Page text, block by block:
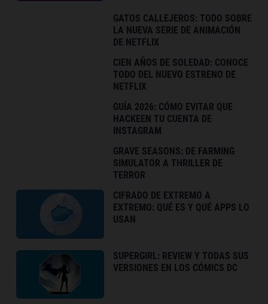
GATOS CALLEJEROS: TODO SOBRE
LA NUEVA SERIE DE ANIMACIÓN
DE NETFLIX
CIEN AÑOS DE SOLEDAD: CONOCE
TODO DEL NUEVO ESTRENO DE
NETFLIX
GUÍA 2026: CÓMO EVITAR QUE
HACKEEN TU CUENTA DE
INSTAGRAM
GRAVE SEASONS: DE FARMING
SIMULATOR A THRILLER DE
TERROR
CIFRADO DE EXTREMO A
EXTREMO: QUÉ ES Y QUÉ APPS LO
USAN
SUPERGIRL: REVIEW Y TODAS SUS
VERSIONES EN LOS CÓMICS DC